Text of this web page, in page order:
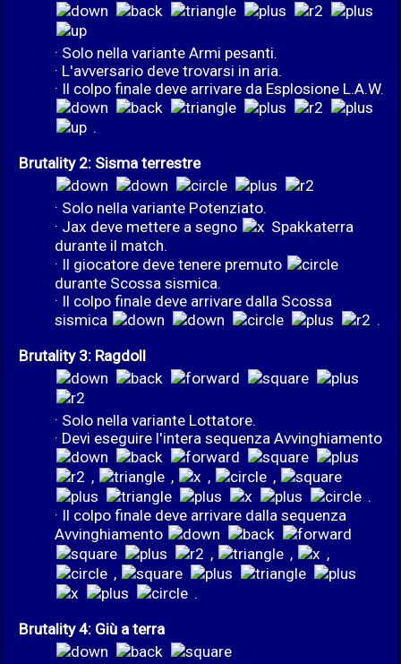
· Solo nella variante Armi pesanti.
· L'avversario deve trovarsi in aria.
· Il colpo finale deve arrivare da Esplosione L.A.W.
.
Brutality 2: Sisma terrestre
· Solo nella variante Potenziato.
· Jax deve mettere a segno
Spakkaterra
durante il match.
· Il giocatore deve tenere premuto
durante Scossa sismica.
· Il colpo finale deve arrivare dalla Scossa
sismica
.
Brutality 3: Ragdoll
· Solo nella variante Lottatore.
· Devi eseguire l'intera sequenza Avvinghiamento
, , ,
,
.
· Il colpo finale deve arrivare dalla sequenza
Avvinghiamento
,
,
,
,
.
Brutality 4: Giù a terra